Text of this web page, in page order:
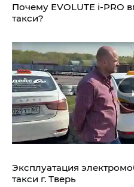
Почему EVOLUTE i‑PRO
такси?
Эксплуатация
такси г. Тверь